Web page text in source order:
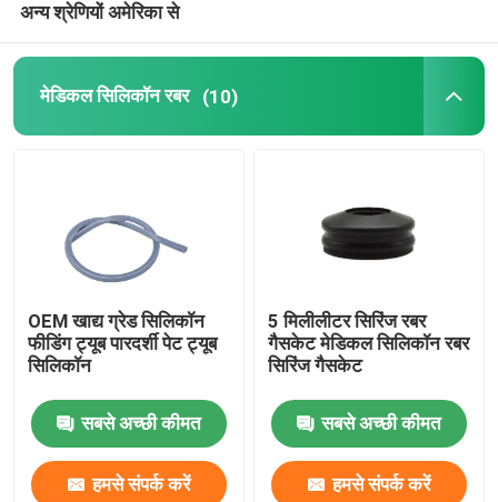
आसव सहायक उपकरण
अन्य श्रेणियों अमेरिका से
मेडिकल सिलिकॉन रबर (10)
OEM खाद्य ग्रेड सिलिकॉन
फीडिंग ट्यूब पारदर्शी पेट ट्यूब
सिलिकॉन
सबसे अच्छी कीमत
हमसे संपर्क करें
5 मिलीलीटर सिरिंज रबर
गैसकेट मेडिकल सिलिकॉन रबर
सिरिंज गैसकेट
सबसे अच्छी कीमत
हमसे संपर्क करें